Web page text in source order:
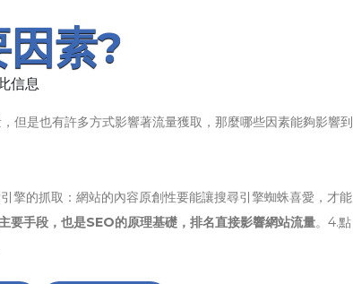
素?
信息
但是也有許多方式影響著流量獲取，那麼哪些因素能夠影響到
擎的抓取：網站的內容原創性要能讓搜尋引擎蜘蛛喜愛，才能
要手段，也是SEO的原理基礎，排名直接影響網站流量。4.點